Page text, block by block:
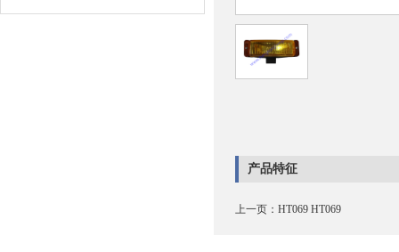
产品特征
上一页： HT069 HT069